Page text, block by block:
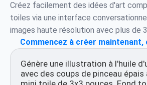
Créez facilement des idées d'art
toiles via une interface
images haute résolution avec plus de
Commencez à créer maintenant,